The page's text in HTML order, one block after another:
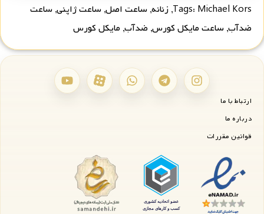
Tags: Michael Kors
, زنانه, ساعت اصل, ساعت ژاپنی, ساعت
ضدآب, ساعت مایکل کورس, ضدآب, مایکل کورس
ارتباط با ما
درباره ما
قوانین مقررات